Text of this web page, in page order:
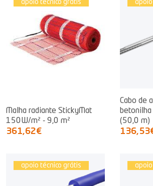
apoio técnico grátis
Malha radiante StickyMat
150W/m² - 9,0 m²
361,62€
Cabo de
(50,0 m)
apoio técnico grátis